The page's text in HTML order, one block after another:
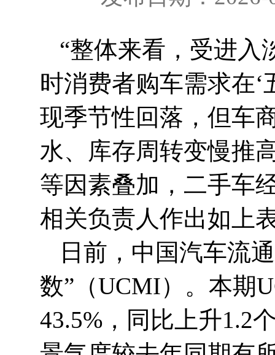
“整体来看，受进入
时消费者购车需求在
现季节性回落，但车
水、库存周转变慢推
等因素叠加，二手车
相关负责人作出如上
日前，中国汽车流
数”（UCMI）。本期
43.5%，同比上升1.2